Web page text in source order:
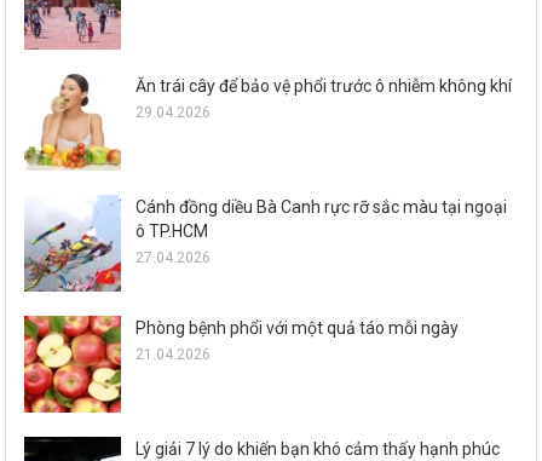
Ăn trái cây để bảo vệ phổi trước ô nhiễm không khí
29.04.2026
Cánh đồng diều Bà Canh rực rỡ sắc màu tại ngoại
ô TP.HCM
27.04.2026
Phòng bệnh phổi với một quả táo mỗi ngày
21.04.2026
Lý giải 7 lý do khiến bạn khó cảm thấy hạnh phúc